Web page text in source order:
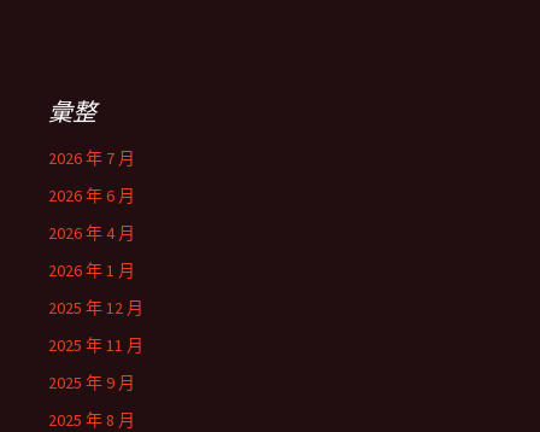
彙整
2026 年 7 月
2026 年 6 月
2026 年 4 月
2026 年 1 月
2025 年 12 月
2025 年 11 月
2025 年 9 月
2025 年 8 月